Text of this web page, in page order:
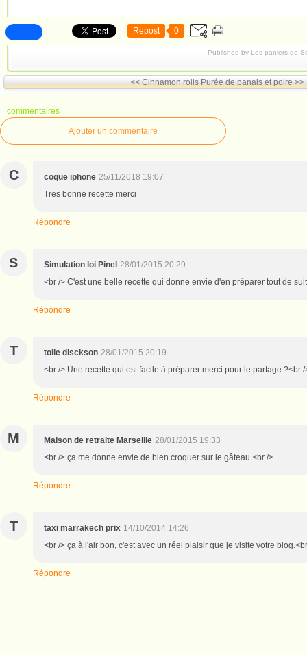
Repost 0
Published by Les paniers de
<< Cinnamon rolls Purée de panais et poire >>
commentaires
Ajouter un commentaire
C coque iphone 25/11/2018 19:07
Tres bonne recette merci
Répondre
S Simulation loi Pinel 28/01/2015 20:29
<br /> C'est une belle recette qui donne envie d'en préparer tout de
Répondre
T toile disckson 28/01/2015 20:19
<br /> Une recette qui est facile à préparer merci pour le partage ?<br /
Répondre
M Maison de retraite Marseille 28/01/2015 19:33
<br /> ça me donne envie de bien croquer sur le gâteau.<br />
Répondre
T taxi marrakech prix 14/10/2014 14:26
<br /> ça à l'air bon, c'est avec un réel plaisir que je visite votre
Répondre